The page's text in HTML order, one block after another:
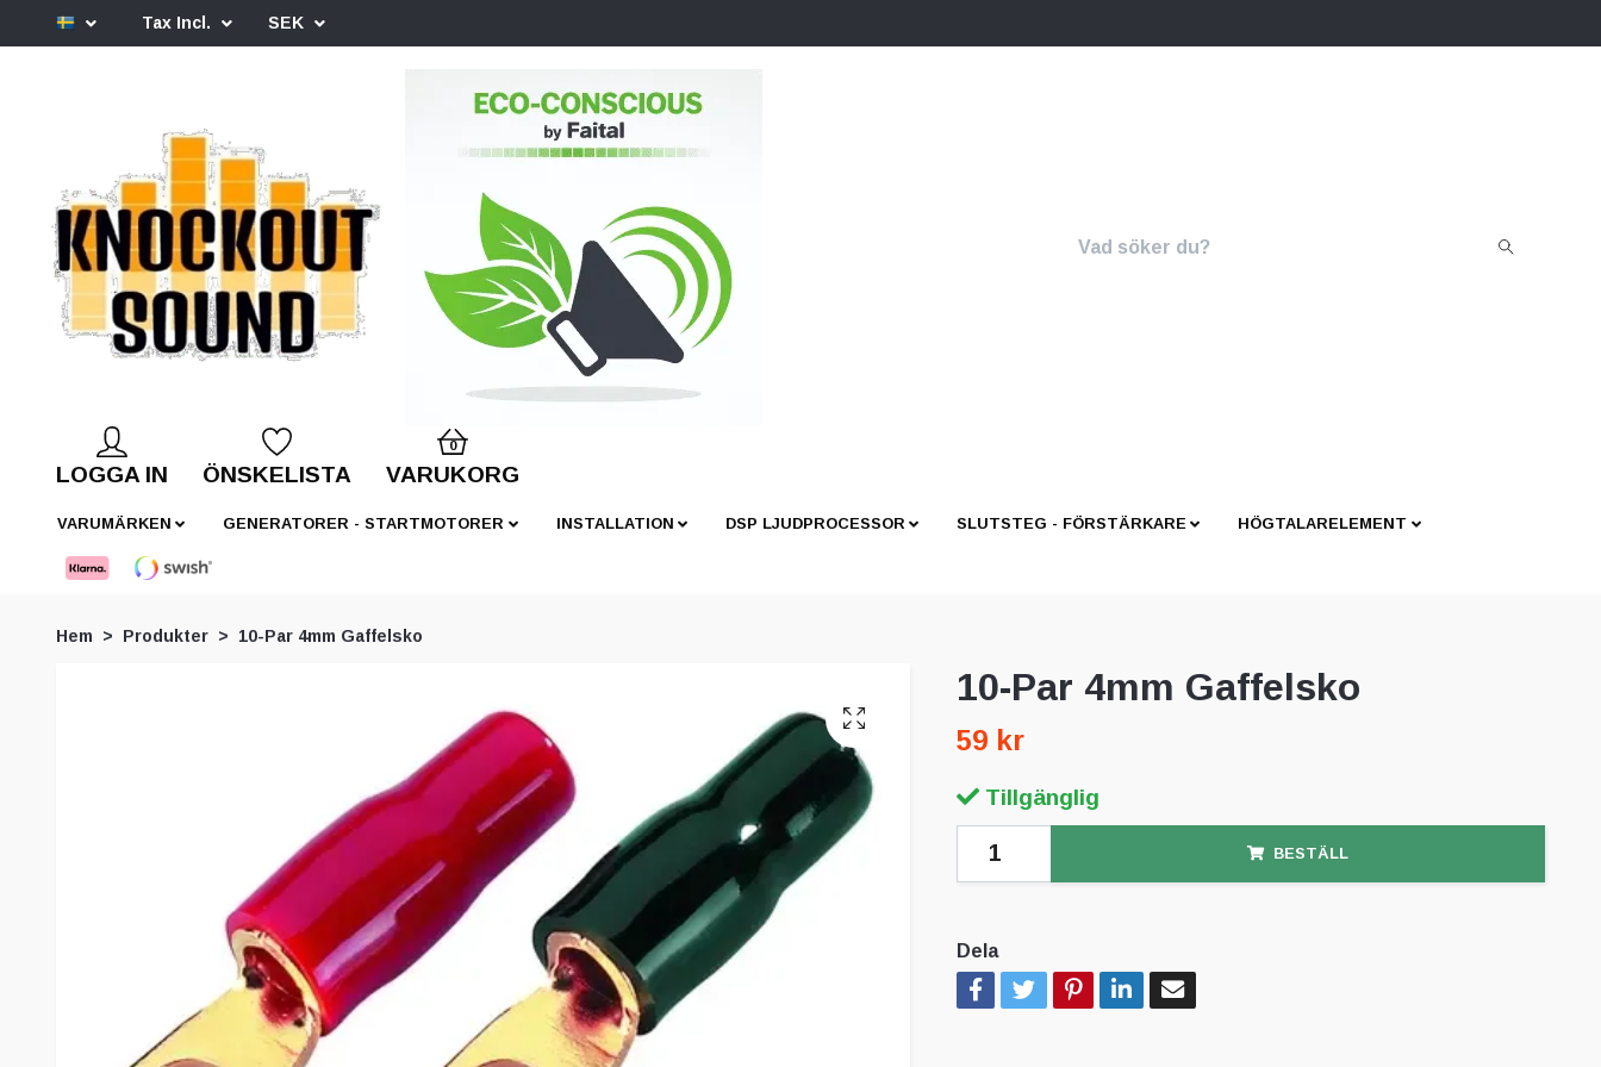
Tax Incl. SEK
LOGGA IN ÖNSKELISTA
0
VARUKORG
VARUMÄRKEN GENERATORER - STARTMOTORER INSTALLATION DSP LJUDPROCESSOR SLUTSTEG - FÖRSTÄRKARE HÖGTALARELEMENT
Hem Produkter 10-Par 4mm Gaffelsko
10-Par 4mm Gaffelsko
59 kr
Tillgänglig
BESTÄLL
Dela